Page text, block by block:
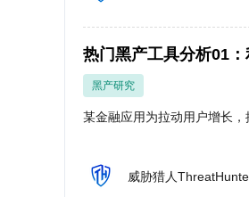
热门黑产工具分析01
黑产研究
某金融应用为拉动用户增长，
威胁猎人